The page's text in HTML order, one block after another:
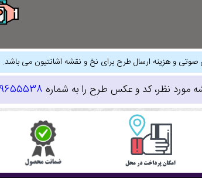
صوتی و هزینه ارسال طرح برای نخ و نقشه اشانتیون می باشد.
مورد نظر، کد و عکس طرح را به شماره